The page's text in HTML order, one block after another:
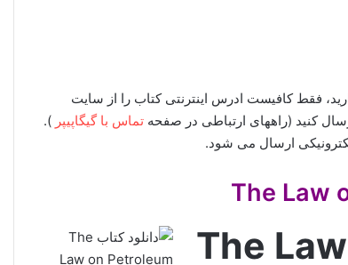
فقط کافیست ادرس اینترنتی کتاب را از سایت
تماس با گیگاپیپر ).
ارسال می شود.
The